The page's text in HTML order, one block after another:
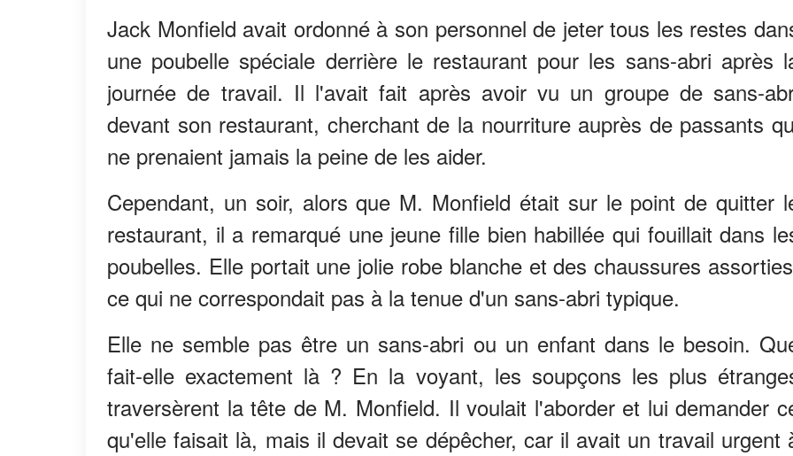
Jack Monfield avait ordonné à son personnel de jeter tous les restes
une poubelle spéciale derrière le restaurant pour les sans-abri après
journée de travail. Il l'avait fait après avoir vu un groupe de sans-
devant son restaurant, cherchant de la nourriture auprès de passants
ne prenaient jamais la peine de les aider.
Cependant, un soir, alors que M. Monfield était sur le point de quitter
restaurant, il a remarqué une jeune fille bien habillée qui fouillait dans
poubelles. Elle portait une jolie robe blanche et des chaussures
ce qui ne correspondait pas à la tenue d'un sans-abri typique.
Elle ne semble pas être un sans-abri ou un enfant dans le besoin.
fait-elle exactement là ? En la voyant, les soupçons les plus
traversèrent la tête de M. Monfield. Il voulait l'aborder et lui demander
qu'elle faisait là, mais il devait se dépêcher, car il avait un travail urgent